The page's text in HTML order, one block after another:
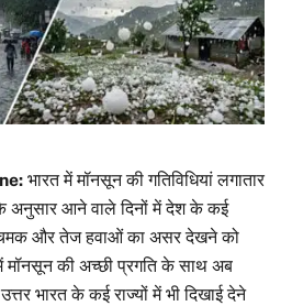
भारत में मॉनसून की गतिविधियां लगातार
के अनुसार आने वाले दिनों में देश के कई
चमक और तेज हवाओं का असर देखने को
मॉनसून की अच्छी प्रगति के साथ अब
भारत के कई राज्यों में भी दिखाई देने